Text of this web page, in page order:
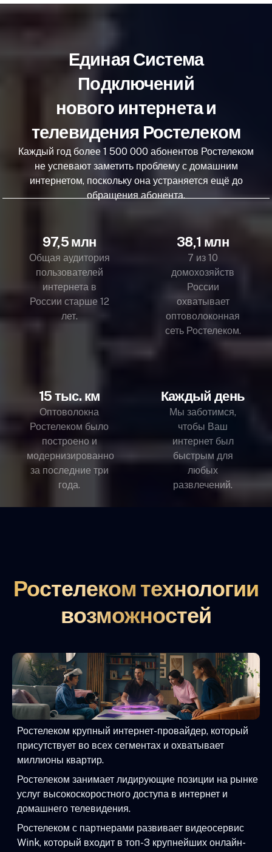
Единая Система
Подключений
нового интернета и
телевидения Ростелеком
Каждый год более 1 500 000 абонентов Ростелеком
не успевают заметить проблему с домашним
интернетом, поскольку она устраняется ещё до
обращения абонента.
97,5 млн
Общая аудитория
пользователей
интернета в
России старше 12
лет.
38,1 млн
7 из 10
домохозяйств
России
охватывает
оптоволоконная
сеть Ростелеком.
15 тыс. км
Оптоволокна
Ростелеком было
построено и
модернизированно
за последние три
года.
Каждый день
Мы заботимся,
чтобы Ваш
интернет был
быстрым для
любых
развлечений.
Ростелеком технологии
возможностей
Ростелеком крупный интернет-провайдер, который
присутствует во всех сегментах и охватывает
миллионы квартир.
Ростелеком занимает лидирующие позиции на рынке
услуг высокоскоростного доступа в интернет и
домашнего телевидения.
Ростелеком с партнерами развивает видеосервис
Wink, который входит в топ-3 крупнейших онлайн-